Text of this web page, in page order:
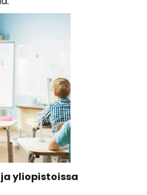
yliopistoissa